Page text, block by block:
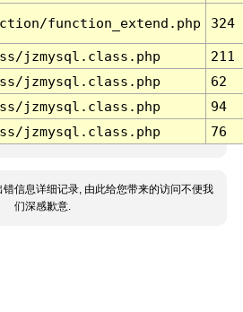
function_extend.php 324
jzmysql.class.php
211
jzmysql.class.php
62
jzmysql.class.php
94
jzmysql.class.php 76
错信息详细记录, 由此给您带来的访问不便我
们深感歉意.